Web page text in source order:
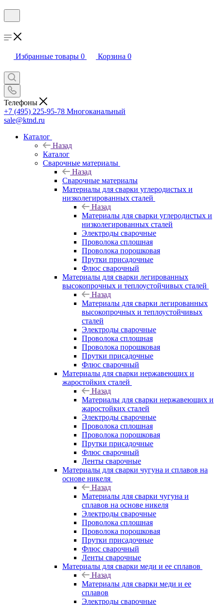
Избранные товары 0 Корзина 0
Телефоны
+7 (495) 225-95-78 Многоканальный
sale@ktnd.ru
Каталог
Назад
Каталог
Сварочные материалы
Назад
Сварочные материалы
Материалы для сварки углеродистых и
низколегированных сталей
Назад
Материалы для сварки углеродистых и
низколегированных сталей
Электроды сварочные
Проволока сплошная
Проволока порошковая
Прутки присадочные
Флюс сварочный
Материалы для сварки легированных
высокопрочных и теплоустойчивых сталей
Назад
Материалы для сварки легированных
высокопрочных и теплоустойчивых
сталей
Электроды сварочные
Проволока сплошная
Проволока порошковая
Прутки присадочные
Флюс сварочный
Материалы для сварки нержавеющих и
жаростойких сталей
Назад
Материалы для сварки нержавеющих и
жаростойких сталей
Электроды сварочные
Проволока сплошная
Проволока порошковая
Прутки присадочные
Флюс сварочный
Ленты сварочные
Материалы для сварки чугуна и сплавов на
основе никеля
Назад
Материалы для сварки чугуна и
сплавов на основе никеля
Электроды сварочные
Проволока сплошная
Проволока порошковая
Прутки присадочные
Флюс сварочный
Ленты сварочные
Материалы для сварки меди и ее сплавов
Назад
Материалы для сварки меди и ее
сплавов
Электроды сварочные